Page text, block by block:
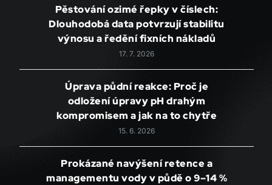
Pěstování ozimé řepky v číslech:
Dlouhodobá data potvrzují stabilitu
výnosu a ředění fixních nákladů
17. 7. 2026
Úprava půdní reakce: Proč je
odložení úpravy pH drahým
kompromisem a jak na to chytře
15. 6. 2026
Prokázané navýšení retence a
managementu vody v půdě o 9–14 %